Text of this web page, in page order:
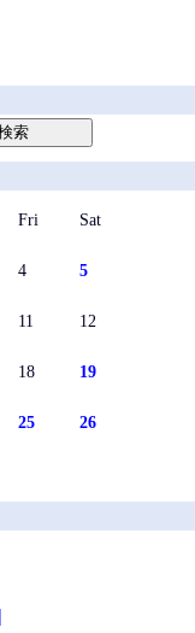
Fri Sat
4 5
11 12
18 19
25 26